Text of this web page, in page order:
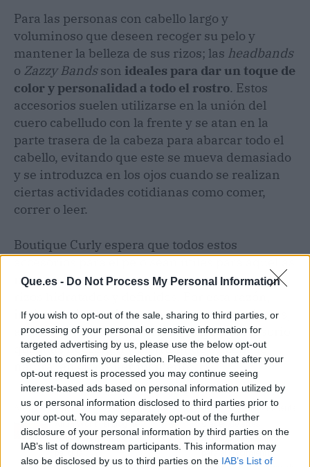
Que.es - Do Not Process My Personal Information
If you wish to opt-out of the sale, sharing to third parties, or
processing of your personal or sensitive information for
targeted advertising by us, please use the below opt-out
section to confirm your selection. Please note that after your
opt-out request is processed you may continue seeing
interest-based ads based on personal information utilized by
us or personal information disclosed to third parties prior to
your opt-out. You may separately opt-out of the further
disclosure of your personal information by third parties on the
IAB’s list of downstream participants. This information may
also be disclosed by us to third parties on the IAB’s List of
Para las personas con cabello largo y
voluminoso que deseen recoger su pelo y
mantener la belleza de sus rizos; las headbands
o Zazzy Bandsson ideales para dar un toque de
color y personalidad a todo el rostro. Estos
accesorios suelen utilizarse en la unión del
cuero cabelludo con la frente y se atan en la
parte trasera de la cabeza para abarcar todo el
cabello, evitando que este se mueva demasiado
y se introduzca en los ojos cuando se realizan
ciertas actividades cotidianas como comer,
correr o leer.
Boutique Curly espera que todos estos
mujeres que se preocupan por mantener sus
invita a todas las interesadas en sus productos,
a acceder a su tienda virtual, elegir el accesorio
que más necesiten y disfrutar de su cabello
natural en cualquier momento.
Artículo anterior
Airun World, el blog de
viajes con destinos de
película
Artículo siguiente
Clases de artes
marciales diseñadas
para el crecimiento